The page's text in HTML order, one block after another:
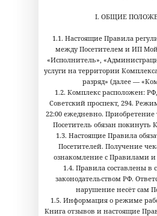
I. ОБЩИЕ
1.1. Настоящие Правила
между Посетителем и ИП
«Исполнитель»,
услуги на территории
разряд» (далее —
1.2. Комплекс расположен:
Советский проспект, 294.
22:00 ежедневно. Приобретение
Посетитель обязан покинуть
1.3. Настоящие Правила
Посетителей. Получение
ознакомление с Правилами и
1.4. Правила составлены в
законодательством РФ.
нарушение несёт сам
1.5. Информация о режиме
Книга отзывов и настоящие